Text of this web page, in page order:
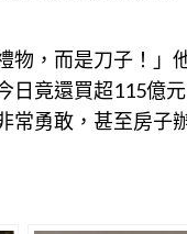
物，而是刀子！
日竟還買超115億
勇敢，甚至房子